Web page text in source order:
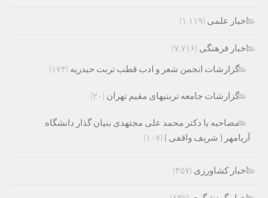
اخبار علمی (۱,۱۱۹)
اخبار فرهنگی (۷,۷۱۶)
گزارشات انجمن شعر و ادب قطب تربت حیدریه (۱۷۴)
گزارشات جامعه تربتیهای مقیم تهران (۲۰)
مصاحبه با دکتر محمد علی مجتهدی بنیان گذار دانشگاه
آریامهر ( شریف واقفی ) (۱۰۷)
اخبار کشاورزی (۴۵۷)